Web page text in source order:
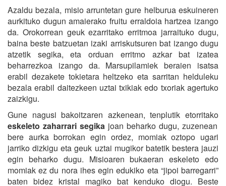
Azaldu bezala, misio arruntetan gure helburua eskuineren
aurkituko dugun amaierako fruitu erraldoia hartzea izango
da. Orokorrean geuk ezarritako erritmoa jarraituko dugu,
baina beste batzuetan izaki arriskutsuren bat izango dugu
atzetik segika, eta orduan erritmo azkar bat izatea
beharrezkoa izango da. Marsupilamiek beraien isatsa
erabil dezakete tokietara heltzeko eta sarritan helduleku
bezala erabil daitezkeen uztai txikiak edo txoriak agertuko
zaizkigu.
Gune nagusi bakoitzaren azkenean, tenplutik etorritako
eskeleto zaharrari segika joan beharko dugu, zuzenean
bere aurka borrokan egin ordez, momiak oztopo ugari
jarriko dizkigu eta geuk uztai mugikor batetik bestera jauzi
egin beharko dugu. Misioaren bukaeran eskeleto edo
momiak ez du nora ihes egin edukiko eta “jipoi barregarri”
baten bidez kristal magiko bat kenduko diogu. Beste